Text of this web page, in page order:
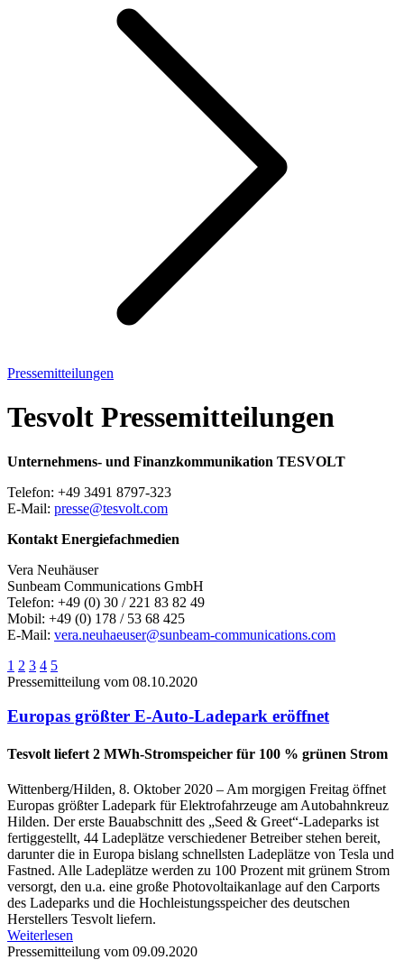
Pressemitteilungen
Tesvolt Pressemitteilungen
Unternehmens- und Finanzkommunikation TESVOLT
Telefon: +49 3491 8797-323
E-Mail: presse@tesvolt.com
Kontakt Energiefachmedien
Vera Neuhäuser
Sunbeam Communications GmbH
Telefon: +49 (0) 30 / 221 83 82 49
Mobil: +49 (0) 178 / 53 68 425
E-Mail: vera.neuhaeuser@sunbeam-communications.com
1 2 3 4 5
Pressemitteilung vom 08.10.2020
Europas größter E-Auto-Ladepark eröffnet
Tesvolt liefert 2 MWh-Stromspeicher für 100 % grünen Strom
Wittenberg/Hilden, 8. Oktober 2020 – Am morgigen Freitag öffnet
Europas größter Ladepark für Elektrofahrzeuge am Autobahnkreuz
Hilden. Der erste Bauabschnitt des „Seed & Greet“-Ladeparks ist
fertiggestellt, 44 Ladeplätze verschiedener Betreiber stehen bereit,
darunter die in Europa bislang schnellsten Ladeplätze von Tesla und
Fastned. Alle Ladeplätze werden zu 100 Prozent mit grünem Strom
versorgt, den u.a. eine große Photovoltaikanlage auf den Carports
des Ladeparks und die Hochleistungsspeicher des deutschen
Herstellers Tesvolt liefern.
Weiterlesen
Pressemitteilung vom 09.09.2020